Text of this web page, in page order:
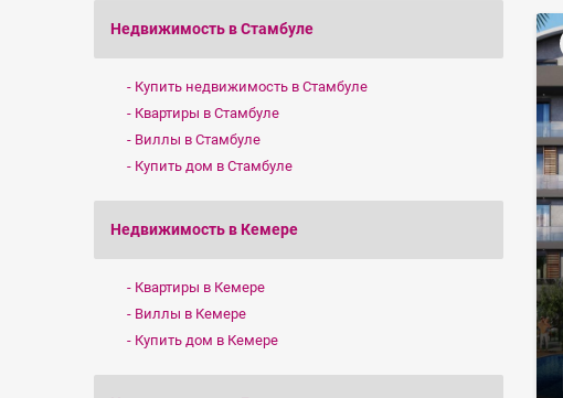
Недвижимость в Стамбуле
Купить недвижимость в Стамбуле
Квартиры в Стамбуле
Виллы в Стамбуле
Купить дом в Стамбуле
Недвижимость в Кемере
Квартиры в Кемере
Виллы в Кемере
Купить дом в Кемере